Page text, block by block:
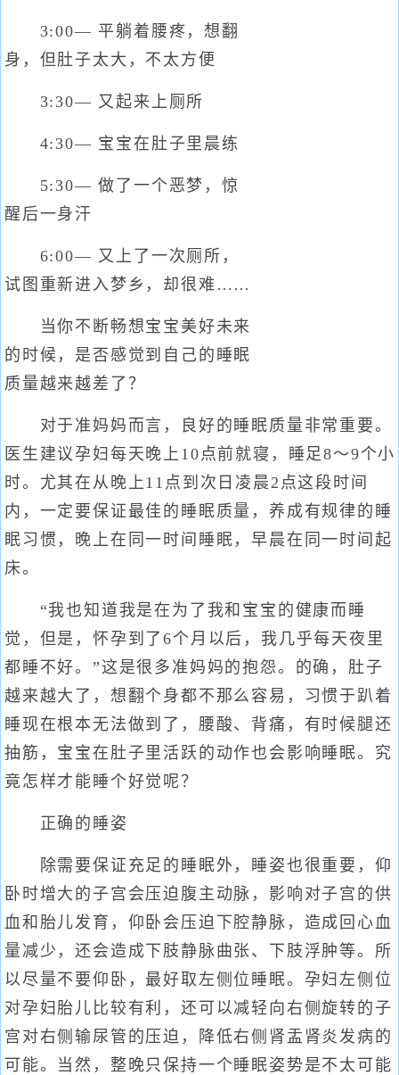
3:00— 平躺着腰疼，想翻
身，但肚子太大，不太方便
3:30— 又起来上厕所
4:30— 宝宝在肚子里晨练
5:30— 做了一个恶梦，惊
醒后一身汗
6:00— 又上了一次厕所，
试图重新进入梦乡，却很难……
当你不断畅想宝宝美好未来
的时候，是否感觉到自己的睡眠
质量越来越差了？
对于准妈妈而言，良好的睡眠质量非常重要。
医生建议孕妇每天晚上10点前就寝，睡足8～9个小
时。尤其在从晚上11点到次日凌晨2点这段时间
内，一定要保证最佳的睡眠质量，养成有规律的睡
眠习惯，晚上在同一时间睡眠，早晨在同一时间起
床。
“我也知道我是在为了我和宝宝的健康而睡
觉，但是，怀孕到了6个月以后，我几乎每天夜里
都睡不好。”这是很多准妈妈的抱怨。的确，肚子
越来越大了，想翻个身都不那么容易，习惯于趴着
睡现在根本无法做到了，腰酸、背痛，有时候腿还
抽筋，宝宝在肚子里活跃的动作也会影响睡眠。究
竟怎样才能睡个好觉呢？
正确的睡姿
除需要保证充足的睡眠外，睡姿也很重要，仰
卧时增大的子宫会压迫腹主动脉，影响对子宫的供
血和胎儿发育，仰卧会压迫下腔静脉，造成回心血
量减少，还会造成下肢静脉曲张、下肢浮肿等。所
以尽量不要仰卧，最好取左侧位睡眠。孕妇左侧位
对孕妇胎儿比较有利，还可以减轻向右侧旋转的子
宫对右侧输尿管的压迫，降低右侧肾盂肾炎发病的
可能。当然，整晚只保持一个睡眠姿势是不太可能